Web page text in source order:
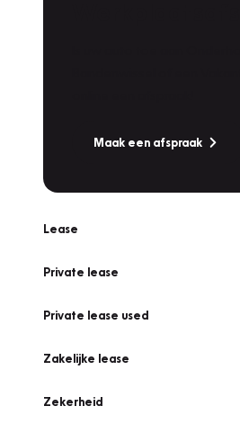
Maak een afspraak
Lease
Private lease
Private lease used
Zakelijke lease
Zekerheid